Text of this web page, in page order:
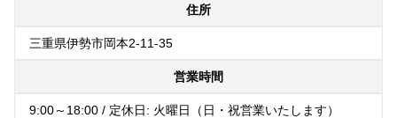
住所
三重県伊勢市岡本2-11-35
営業時間
9:00～18:00 / 定休日: 火曜日（日・祝営業いたします）